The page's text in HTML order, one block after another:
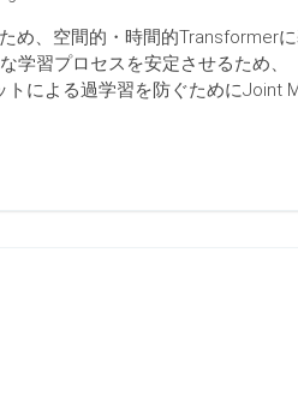
め、空間的・時間的Transformer
学習プロセスを安定させるため、
による過学習を防ぐためにJoint